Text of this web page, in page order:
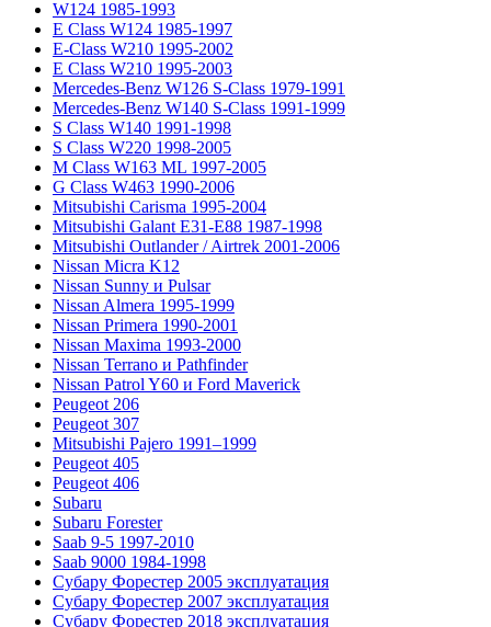
W124 1985-1993
E Class W124 1985-1997
E-Class W210 1995-2002
E Class W210 1995-2003
Mercedes-Benz W126 S-Class 1979-1991
Mercedes-Benz W140 S-Class 1991-1999
S Class W140 1991-1998
S Class W220 1998-2005
M Class W163 ML 1997-2005
G Class W463 1990-2006
Mitsubishi Carisma 1995-2004
Mitsubishi Galant E31-E88 1987-1998
Mitsubishi Outlander / Airtrek 2001-2006
Nissan Micra K12
Nissan Sunny и Pulsar
Nissan Almera 1995-1999
Nissan Primera 1990-2001
Nissan Maxima 1993-2000
Nissan Terrano и Pathfinder
Nissan Patrol Y60 и Ford Maverick
Peugeot 206
Peugeot 307
Mitsubishi Pajero 1991–1999
Peugeot 405
Peugeot 406
Subaru
Subaru Forester
Saab 9-5 1997-2010
Saab 9000 1984-1998
Субару Форестер 2005 эксплуатация
Субару Форестер 2007 эксплуатация
Субару Форестер 2018 эксплуатация